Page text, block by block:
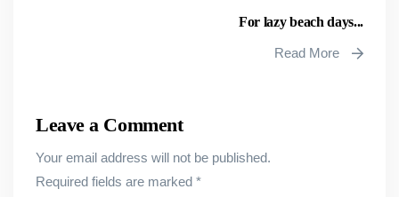
For lazy beach days...
Read More
Leave a Comment
Your email address will not be published.
Required fields are marked *